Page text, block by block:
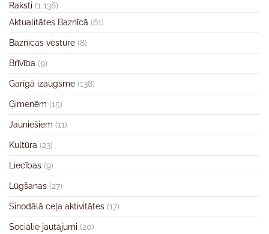
Raksti (1 138)
Aktualitātes Baznīcā (61)
Baznīcas vēsture (8)
Brīvība (9)
Garīgā izaugsme (138)
Ģimenēm (15)
Jauniešiem (11)
Kultūra (23)
Liecības (9)
Lūgšanas (27)
Sinodālā ceļa aktivitātes (17)
Sociālie jautājumi (20)